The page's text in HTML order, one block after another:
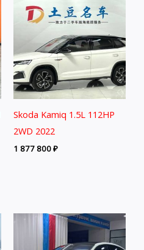
Skoda Kamiq 1.5L 112HP
2WD 2022
1 877 800₽